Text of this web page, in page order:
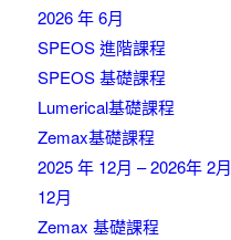
2026 年 6月
SPEOS 進階課程
SPEOS 基礎課程
Lumerical基礎課程
Zemax基礎課程
2025 年 12月 – 2026年 2月
12月
Zemax 基礎課程